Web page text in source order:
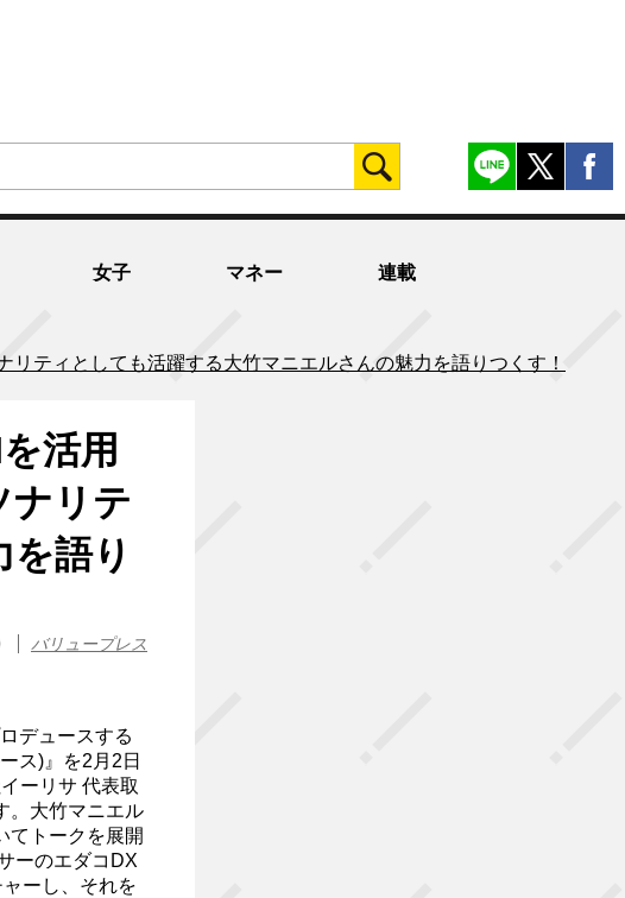
女子 マネー 連載
ティとしても活躍する大竹マニエルさんの魅力を語りつくす！
活用
ナリテ
語り
バリュープレス
デュースする
ス)』を2月2日
ーリサ 代表取
。大竹マニエル
てトークを展開
ーのエダコDX
ーし、それを